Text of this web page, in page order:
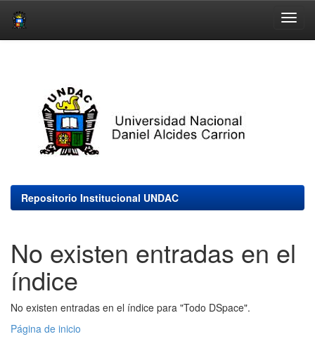
Repositorio Institucional UNDAC
No existen entradas en el
índice
No existen entradas en el índice para "Todo DSpace".
Página de inicio